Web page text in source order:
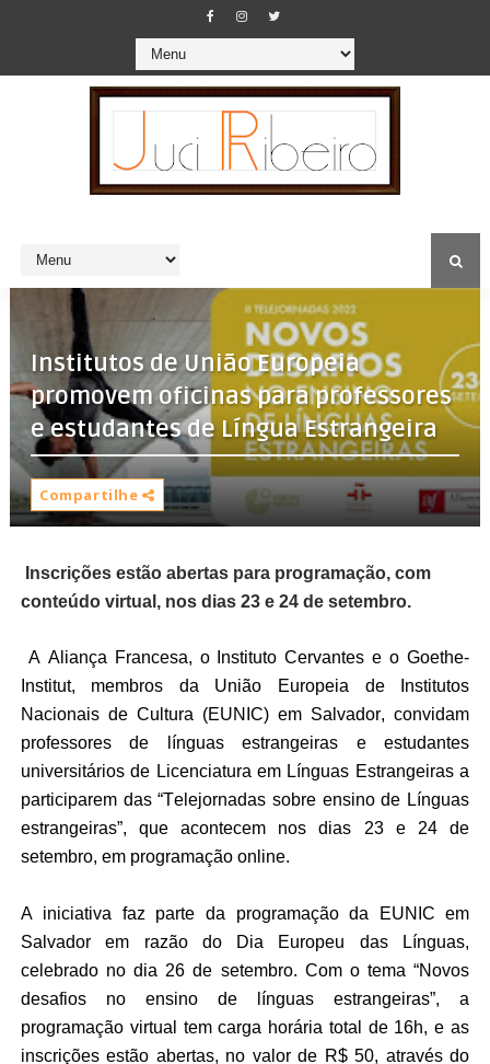
Institutos de União Europeia
promovem oficinas para professores
e estudantes de Língua Estrangeira
Compartilhe
Inscrições estão abertas para programação, com
conteúdo virtual , nos dias 23 e 24 de setembro.
Institut, membros da União Europeia de Institutos
Nacionais de Cultura (EUNIC) em Salvador, convidam
professores de línguas estrangeiras e estudantes
universitários de Licenciatura em Línguas Estrangeiras a
participarem das “Telejornadas sobre ensino de Línguas
estrangeiras”, que acontecem nos dias 23 e 24 de
setembro, em programação online.
A iniciativa faz parte da programação da EUNIC em
Salvador em razão do Dia Europeu das Línguas,
celebrado no dia 26 de setembro. Com o tema “Novos
desafios no ensino de línguas estrangeiras”, a
programação virtual tem carga horária total de 16h, e as
inscrições estão abertas, no valor de R$ 50, através do